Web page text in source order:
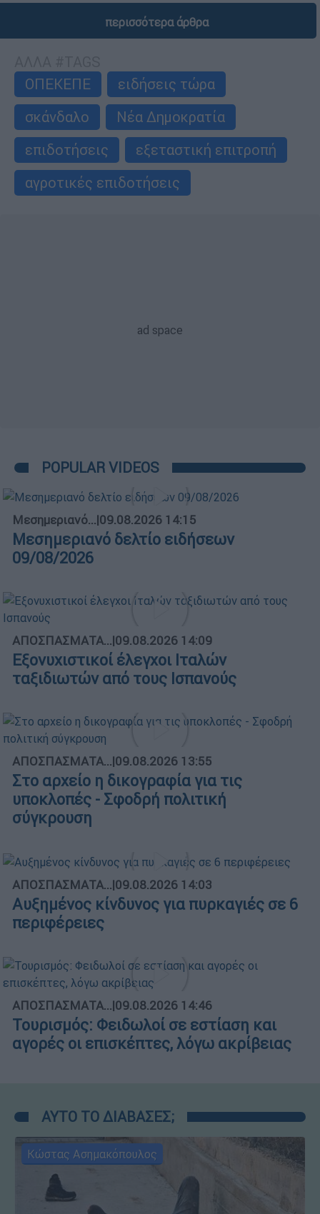
περισσότερα άρθρα
ΟΠΕΚΕΠΕ
ειδήσεις τώρα
σκάνδαλο
Νέα Δημοκρατία
επιδοτήσεις
εξεταστική επιτροπή
αγροτικές επιδοτήσεις
POPULAR VIDEOS
Μεσημεριανό...|09.08.2026 14:15
Μεσημεριανό δελτίο ειδήσεων
09/08/2026
ΑΠΟΣΠΑΣΜΑΤΑ...|09.08.2026 14:09
Εξονυχιστικοί έλεγχοι Ιταλών
ταξιδιωτών από τους Ισπανούς
ΑΠΟΣΠΑΣΜΑΤΑ...|09.08.2026 13:55
Στο αρχείο η δικογραφία για τις
υποκλοπές - Σφοδρή πολιτική
σύγκρουση
ΑΠΟΣΠΑΣΜΑΤΑ...|09.08.2026 14:03
Αυξημένος κίνδυνος για πυρκαγιές σε 6
περιφέρειες
ΑΠΟΣΠΑΣΜΑΤΑ...|09.08.2026 14:46
Τουρισμός: Φειδωλοί σε εστίαση και
αγορές οι επισκέπτες, λόγω ακρίβειας
ΑΥΤΟ ΤΟ ΔΙΑΒΑΣΕΣ;
Κώστας Ασημακόπουλος